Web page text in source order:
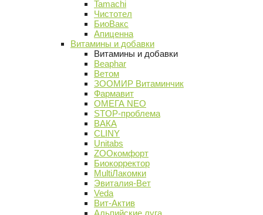
Tamachi
Чистотел
БиоВакс
Апиценна
Витамины и добавки
Витамины и добавки
Beaphar
Ветом
ЗООМИР Витаминчик
Фармавит
ОМЕГА NEO
STOP-проблема
ВАКА
CLINY
Unitabs
ZOOкомфорт
Биокорректор
MultiЛакомки
Эвиталия-Вет
Veda
Вит-Актив
Альпийские луга